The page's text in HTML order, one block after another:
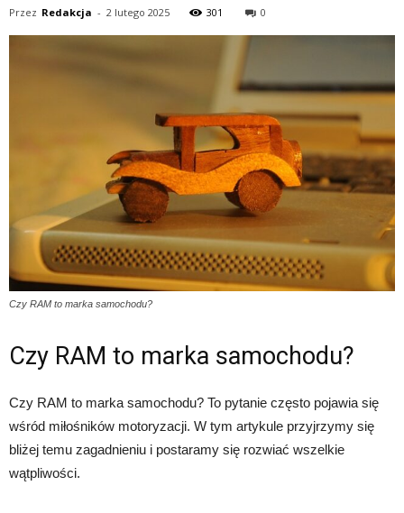
Przez Redakcja - 2 lutego 2025 301 0
Czy RAM to marka samochodu?
Czy RAM to marka samochodu?
Czy RAM to marka samochodu? To pytanie często pojawia się
wśród miłośników motoryzacji. W tym artykule przyjrzymy się
bliżej temu zagadnieniu i postaramy się rozwiać wszelkie
wątpliwości.